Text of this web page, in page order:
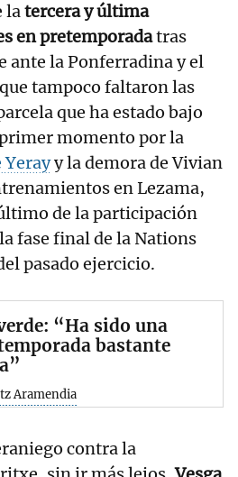
latercera y última
en pretemporadatras
ante la Ponferradina y el
tampoco faltaron las
que ha estado bajo
momento por la
y la demora de Vivian
en Lezama,
de la participación
fase final de la Nations
pasado ejercicio.
“Ha sido una
bastante
Aramendia
contra la